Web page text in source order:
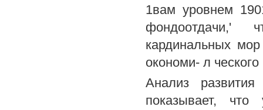
1вам уровнем
фондоотдачи,'
кардинальных
окономи- л
Анализ
показывает, что